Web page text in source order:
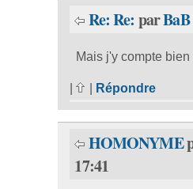
Re: Re: parBaB
Mais j'y compte bien
| Répondre
HOMONYME
17:41